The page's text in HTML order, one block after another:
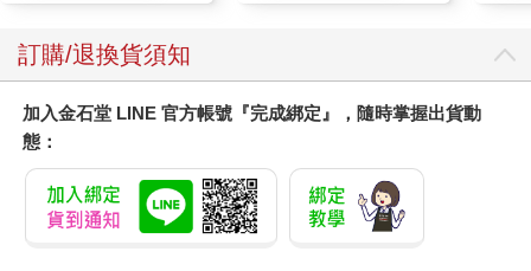
訂購/退換貨須知
加入金石堂 LINE 官方帳號『完成綁定』，隨時掌握出貨動
態：